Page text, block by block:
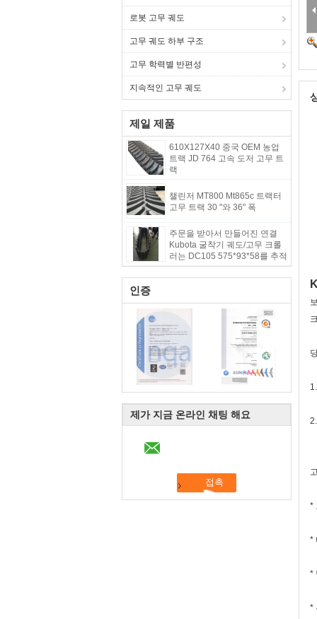
로봇 고무 궤도
고무 궤도 하부 구조
고무 학력별 반편성
지속적인 고무 궤도
제일 제품
610X127X40 중국 OEM 농업
트랙 JD 764 고속 도저 고무 트
랙
챌린저 MT800 Mt865c 트랙터
고무 트랙 30 "와 36" 폭
주문을 받아서 만들어진 연결
Kubota 굴착기 궤도/고무 크롤
러는 DC105 575*93*58를 추적
하습니다
인증
제가 지금 온라인 채팅 해요
*
*
*
*